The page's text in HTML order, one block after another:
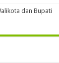
dan Bupati